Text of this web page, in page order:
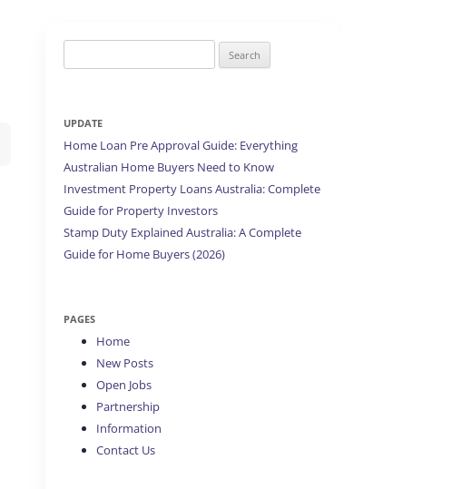
for:
UPDATE
Home Loan Pre Approval Guide: Everything
Australian Home Buyers Need to Know
Investment Property Loans Australia: Complete
Guide for Property Investors
Stamp Duty Explained Australia: A Complete
Guide for Home Buyers (2026)
PAGES
Home
New Posts
Open Jobs
Partnership
Information
Contact Us